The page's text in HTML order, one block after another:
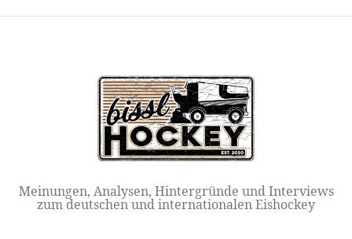
Meinungen, Analysen, Hintergründe und Interviews
zum deutschen und internationalen Eishockey